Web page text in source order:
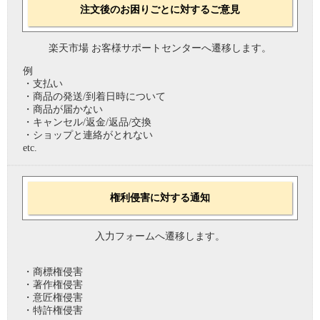
注文後のお困りごとに対するご意見
楽天市場 お客様サポートセンターへ遷移します。
例
・支払い
・商品の発送/到着日時について
・商品が届かない
・キャンセル/返金/返品/交換
・ショップと連絡がとれない
etc.
権利侵害に対する通知
入力フォームへ遷移します。
・商標権侵害
・著作権侵害
・意匠権侵害
・特許権侵害